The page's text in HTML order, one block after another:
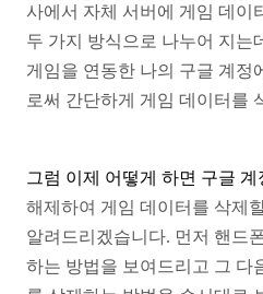
사에서 자체 서버에 게임 데이
두 가지 방식으로 나누어 지는
게임을 연동한 나의 구글 계정
로써 간단하게 게임 데이터를
그럼 이제 어떻게 하면 구글
해제하여 게임 데이터를 삭제
알려드리겠습니다. 먼저 핸드
하는 방법을 보여드리고 그 다